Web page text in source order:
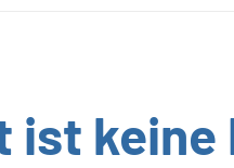
ist keine